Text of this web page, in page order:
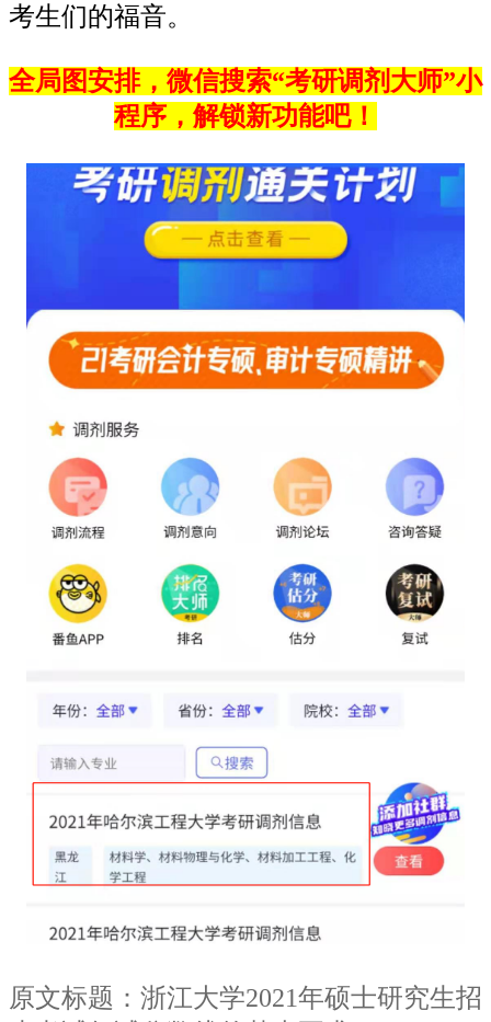
考生们的福音。
全局图安排，微信搜索“考研调剂大师”小
程序，解锁新功能吧！
原文标题：浙江大学2021年硕士研究生招